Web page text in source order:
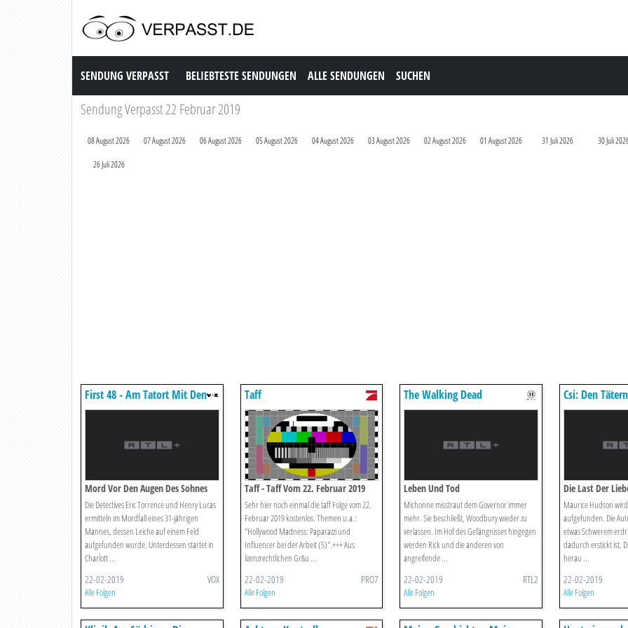
Sendung Verpasst
SENDUNG VERPASST BELIEBTESTE SENDUNGEN ALLE SENDUNGEN SUCHEN
Sendung Verpasst 22 Februar 2019
08 August 2026 07 August 2026 06 August 2026 05 August 2026 04 August 2026 03 August 2026 02 August 2026 01 August 2026 31 Juli 2026 30 Juli
26 Juli 2026
First 48 - Am Tatort Mit Den
Us-ermittlern
Mord Vor Den Augen Des Sohnes
Die Detectives Eric Torrence und Henry Lucas
ermitteln im Mordfall eines 31-jährigen
Mannes, dessen Leiche auf einem Feld
aufgefunden wurde. Unterdessen startet in
Charlott ...
22-02-2019 VOX
Alle Folgen
Taff
Taff - Taff Vom 22. Februar 2019
Sehr hier noch einmal die taff Folge vom 22.
Februar 2019 kostenlos. Themen u.a.:
"Hollywood Madness: Paparazzi und
Influencer bei der Arbeit (5)".+++ Aus
lizenzrechtlichen Gr&u ...
22-02-2019 PRO7
Alle Folgen
The Walking Dead
Leben Und Tod
Michonne misstraut dem Governor immer
mehr. Sie beschließt, Woodbury wieder zu
verlassen. Im Hof des Gefängnisses hingegen
werden Rick und die anderen von
angreifende ...
22-02-2019 RTL2
Alle Folgen
Csi: Den
Die Last Der
Maurice Hudson
aufgefunden. Die
etwas Schwerem
dadurch erstickt ist.
herau ...
22-02-2019
Alle Folgen